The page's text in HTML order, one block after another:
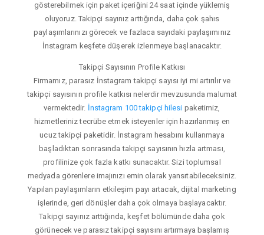
gösterebilmek için paket içeriğini 24 saat içinde yüklemiş
oluyoruz. Takipçi sayınız arttığında, daha çok şahıs
paylaşımlarınızı görecek ve fazlaca sayıdaki paylaşımınız
İnstagram keşfete düşerek izlenmeye başlanacaktır.
Takipçi Sayısının Profile Katkısı
Firmamız, parasız İnstagram takipçi sayısı iyi mi artırılır ve
takipçi sayısının profile katkısı nelerdir mevzusunda malumat
vermektedir. İnstagram 100 takipçi hilesi paketimiz,
hizmetleriniz tecrübe etmek isteyenler için hazırlanmış en
ucuz takipçi paketidir. İnstagram hesabını kullanmaya
başladıktan sonrasında takipçi sayısının hızla artması,
profilinize çok fazla katkı sunacaktır. Sizi toplumsal
medyada görenlere imajınızı emin olarak yansıtabileceksiniz.
Yapılan paylaşımların etkileşim payı artacak, dijital marketing
işlerinde, geri dönüşler daha çok olmaya başlayacaktır.
Takipçi sayınız arttığında, keşfet bölümünde daha çok
görünecek ve parasız takipçi sayısını artırmaya başlamış